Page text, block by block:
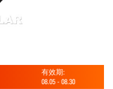
有效期:
08.05 - 08.30